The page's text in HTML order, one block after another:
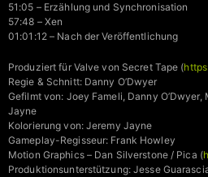
51:05 – Erzählung und Synchronisation
57:48 – Xen
01:01:12 – Nach der Veröffentlichung
Produziert für Valve von Secret Tape (
Regie & Schnitt: Danny O’Dwyer
Gefilmt von: Joey Fameli, Danny
Jayne
Kolorierung von: Jeremy Jayne
Gameplay-Regisseur: Frank Howley
Motion Graphics – Dan Silverstone / Pica (
Produktionsunterstützung: Jesse